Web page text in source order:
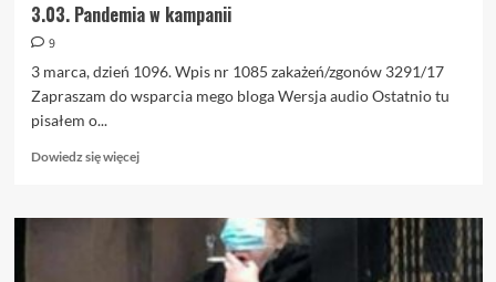
3.03. Pandemia w kampanii
9
3 marca, dzień 1096. Wpis nr 1085 zakażeń/zgonów 3291/17
Zapraszam do wsparcia mego bloga Wersja audio Ostatnio tu
pisałem o...
Dowiedz się więcejDowiedz
o